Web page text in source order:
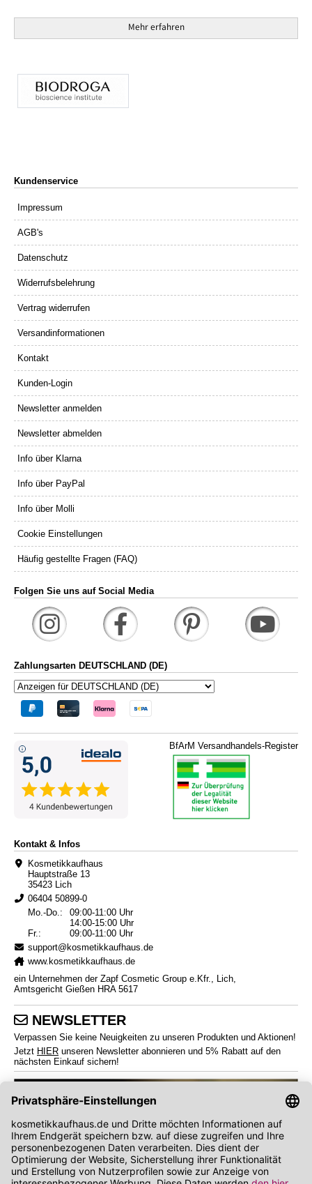
Mehr erfahren
Kundenservice
Impressum
AGB's
Datenschutz
Widerrufsbelehrung
Vertrag widerrufen
Versandinformationen
Kontakt
Kunden-Login
Newsletter anmelden
Newsletter abmelden
Info über Klarna
Info über PayPal
Info über Molli
Cookie Einstellungen
Häufig gestellte Fragen (FAQ)
Folgen Sie uns auf Social Media
Zahlungsarten DEUTSCHLAND (DE)
BfArM Versandhandels-Register
Kontakt & Infos
Kosmetikkaufhaus
Hauptstraße 13
35423 Lich
06404 50899-0
Mo.-Do.:
09:00-11:00 Uhr
14:00-15:00 Uhr
Fr.:
09:00-11:00 Uhr
support@kosmetikkaufhaus.de
www.kosmetikkaufhaus.de
ein Unternehmen der Zapf Cosmetic Group e.Kfr., Lich,
Amtsgericht Gießen HRA 5617
NEWSLETTER
Verpassen Sie keine Neuigkeiten zu unseren Produkten und Aktionen!
Jetzt HIER unseren Newsletter abonnieren und 5% Rabatt auf den
nächsten Einkauf sichern!